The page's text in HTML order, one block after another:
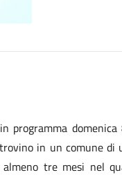
programma
in un comune di
tre mesi nel